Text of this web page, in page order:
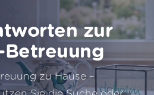
zur
zu Hause –